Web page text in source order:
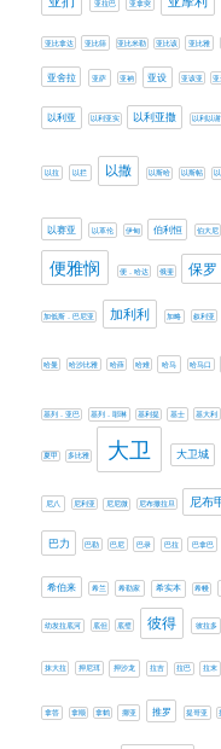
亚拉巴 亚拿突
亚比拿达 亚比筛 亚比米勒 亚比该 亚比雅
亚舍拉 亚萨 亚衲 亚设 亚该亚 亚
以利亚 以利亚实 以利亚撒 以利以谢
以拉 以拦 以撒 以斯哈 以斯帖
以赛亚 以革伦 伊甸 伯利恒 伯大尼
便雅悯 便．哈达 俄斐 保罗
加低斯．巴尼亚 加利利 加略 叙利亚
哈曼 哈沙比雅 哈薛 哈难 哈马 哈马口
基列．亚巴 基列．耶琳 基利提 基士 基大利
夏甲 多比雅 大卫 大卫城
尼八 尼利亚 尼尼微 尼布撒拉旦 尼布
巴力 巴勒 巴尼 巴录 巴拉 巴拿巴
希伯来 希兰 希勒家 希实本 希幔
幼发拉底河 底但 底璧 彼得 彼拉多
抹大拉 押尼珥 押沙龙 拉吉 拉巴 拉末
拿答 拿顺 拿鹤 挪亚 推罗 提哥亚